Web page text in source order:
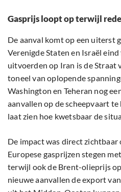
Gasprijs loopt op terwijl
De aanval komt op een uiterst
Verenigde Staten en Israël
uitvoerden op Iran is de Straat
toneel van oplopende
Washington en Teheran nog
aanvallen op de scheepvaart
laat zien hoe kwetsbaar de
De impact was direct zichtbaar
Europese gasprijzen stegen
terwijl ook de Brent-olieprijs
nieuwe aanvallen de export